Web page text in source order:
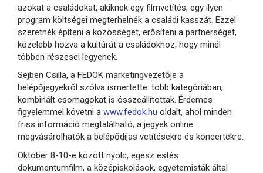
azokat a családokat, akiknek egy filmvetítés, egy ilyen
program költségei megterhelnék a családi kasszát. Ezzel
szeretnék építeni a közösséget, erősíteni a partnerséget,
közelebb hozva a kultúrát a családokhoz, hogy minél
többen részesei legyenek.
Sejben Csilla, a FEDOK marketingvezetője a
belépőjegyekről szólva ismertette: több kategóriában,
kombinált csomagokat is összeállítottak. Érdemes
figyelemmel követni a www.fedok.hu oldalt, ahol minden
friss információ megtalálható, a jegyek online
megvásárolhatók a belépődíjas vetítésekre és koncertekre.
Október 8-10-e között nyolc, egész estés
dokumentumfilm, a középiskolások, egyetemisták által